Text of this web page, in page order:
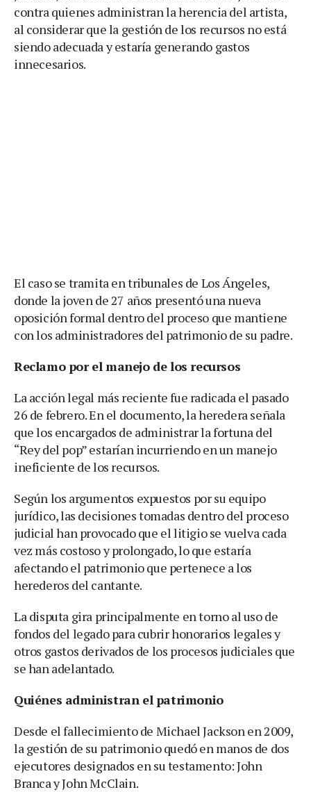
contra quienes administran la herencia del artista,
al considerar que la gestión de los recursos no está
siendo adecuada y estaría generando gastos
innecesarios.
El caso se tramita en tribunales de Los Ángeles,
donde la joven de 27 años presentó una nueva
oposición formal dentro del proceso que mantiene
con los administradores del patrimonio de su padre.
Reclamo por el manejo de los recursos
La acción legal más reciente fue radicada el pasado
26 de febrero. En el documento, la heredera señala
que los encargados de administrar la fortuna del
“Rey del pop” estarían incurriendo en un manejo
ineficiente de los recursos.
Según los argumentos expuestos por su equipo
jurídico, las decisiones tomadas dentro del proceso
judicial han provocado que el litigio se vuelva cada
vez más costoso y prolongado, lo que estaría
afectando el patrimonio que pertenece a los
herederos del cantante.
La disputa gira principalmente en torno al uso de
fondos del legado para cubrir honorarios legales y
otros gastos derivados de los procesos judiciales que
se han adelantado.
Quiénes administran el patrimonio
Desde el fallecimiento de Michael Jackson en 2009,
la gestión de su patrimonio quedó en manos de dos
ejecutores designados en su testamento: John
Branca y John McClain.